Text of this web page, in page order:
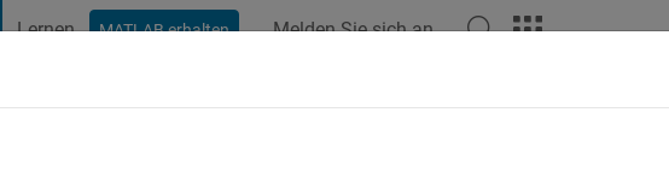
Lernen MATLAB erhalten Melden Sie sich an